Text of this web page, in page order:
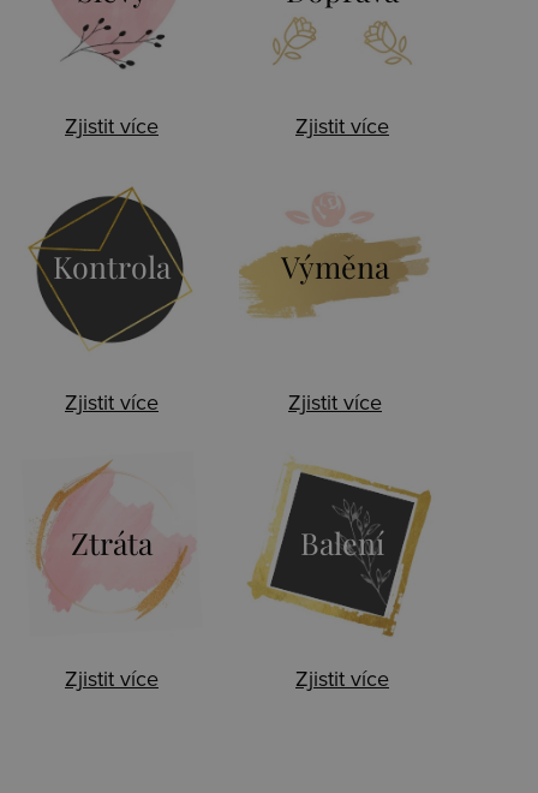
Zjistit více Zjistit více
Kontrola
Zjistit více
Výměna
Zjistit více
Ztráta
Zjistit více
Balení
Zjistit více